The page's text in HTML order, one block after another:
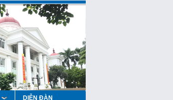
DIỄN ĐÀN